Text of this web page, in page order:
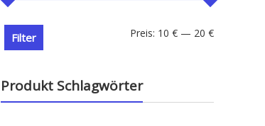
Min.
Max.
Filter Preis: 10 € — 20 €
Produkt Schlagwörter